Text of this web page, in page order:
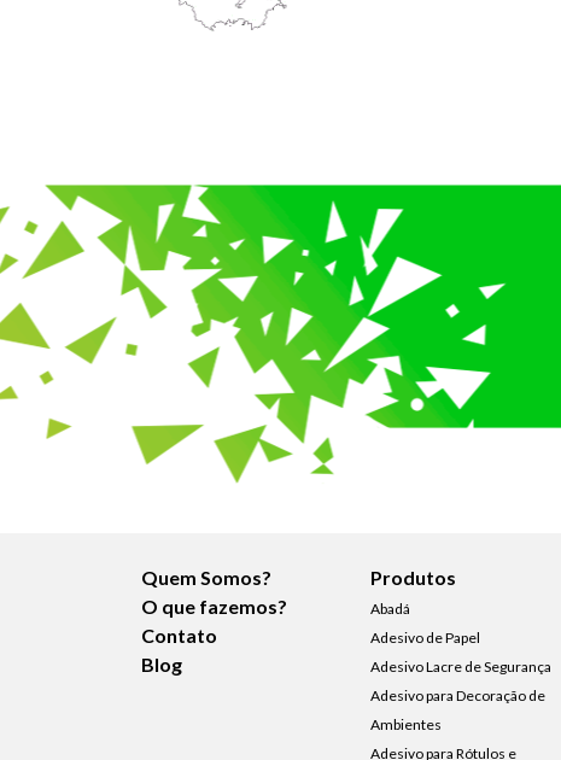
Quem Somos?
O que fazemos?
Contato
Blog
Produtos
Abadá
Adesivo de Papel
Adesivo Lacre de Segurança
Adesivo para Decoração de
Ambientes
Adesivo para Rótulos e